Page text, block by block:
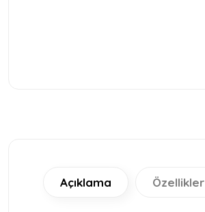
Açıklama Özellikler